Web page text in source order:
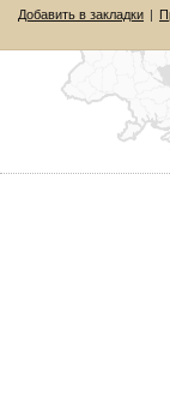
Добавить в закладки |